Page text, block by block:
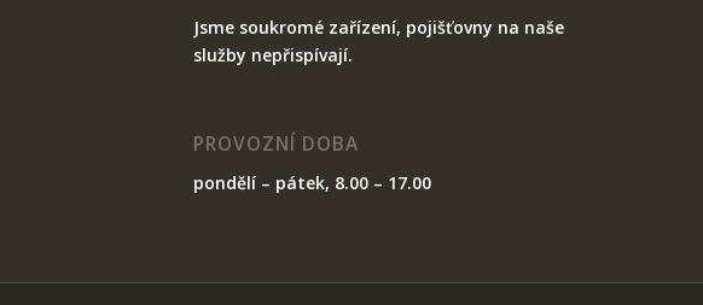
Jsme soukromé zařízení, pojišťovny na naše
služby nepřispívají.
PROVOZNÍ DOBA
pondělí – pátek, 8.00 – 17.00